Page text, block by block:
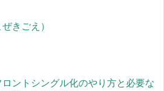
きごえ）
ロントシングル化のやり方と必要な